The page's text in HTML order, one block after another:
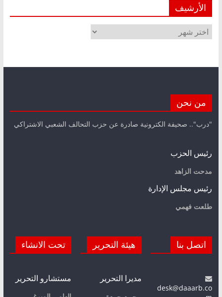
الأرشيف
الأرشيف
من نحن
"درب".. صحيفة الكترونية صادرة عن حزب التحالف الشعبي الاشتراكي
رئيس الحزب
مدحت الزاهد
رئيس مجلس الإدارة
طلعت فهمي
اتصل بنا
desk@daaarb.co
هيئة التحرير
مديرا التحرير
تحت الانشاء
مستشارو التحرير